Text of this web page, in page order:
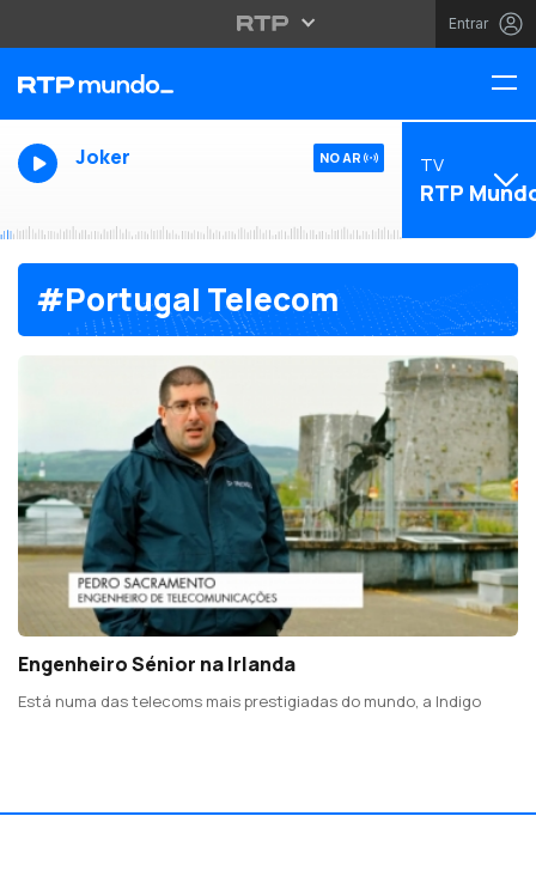
Entrar
Joker NO AR TV
RTP
#Portugal Telecom
Engenheiro Sénior na Irlanda
Está numa das telecoms mais prestigiadas do mundo, a Indigo